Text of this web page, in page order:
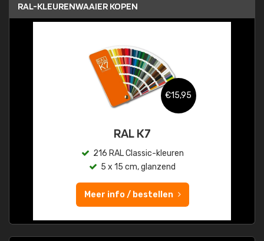
RAL-KLEURENWAAIER KOPEN
€15,95
RAL K7
216 RAL Classic-kleuren
5 x 15 cm, glanzend
Meer info / bestellen